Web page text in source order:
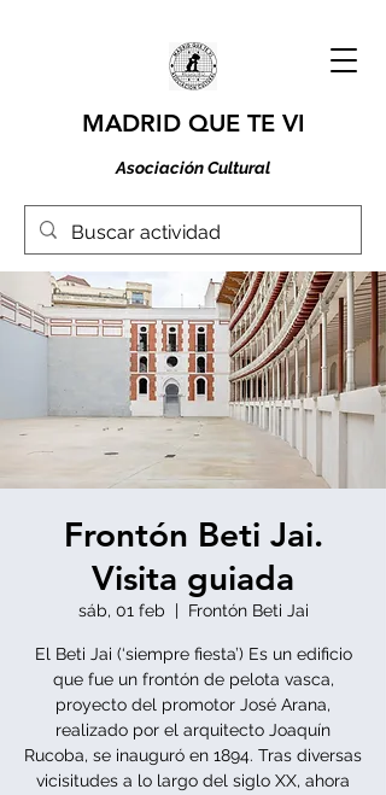
MADRID QUE TE VI
Asociación Cultural
Frontón Beti Jai.
Visita guiada
sáb, 01 feb
  |
Frontón Beti Jai
El Beti Jai (‘siempre fiesta’) Es un edificio
que fue un frontón de pelota vasca,
proyecto del promotor José Arana,
realizado por el arquitecto Joaquín
Rucoba, se inauguró en 1894. Tras diversas
vicisitudes a lo largo del siglo XX, ahora